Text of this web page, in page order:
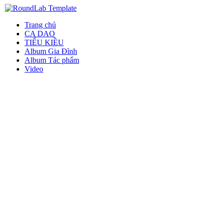
Trang chủ
CA DAO
TIỂU KIỀU
Album Gia Đình
Album Tác phẩm
Video